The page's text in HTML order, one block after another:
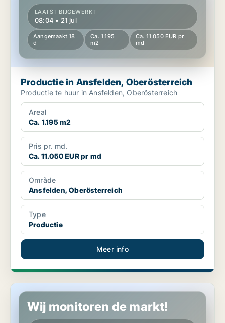
LAATST BIJGEWERKT
08:04 • 21 jul
Aangemaakt 18
d
Ca. 1.195
m2
Ca. 11.050 EUR pr
md
Productie in Ansfelden, Oberösterreich
Productie te huur in Ansfelden, Oberösterreich
Areal
Ca. 1.195 m2
Pris pr. md.
Ca. 11.050 EUR pr md
Område
Ansfelden, Oberösterreich
Type
Productie
Meer info
Productie in Lieboch, Steiermark
Wij monitoren de markt!